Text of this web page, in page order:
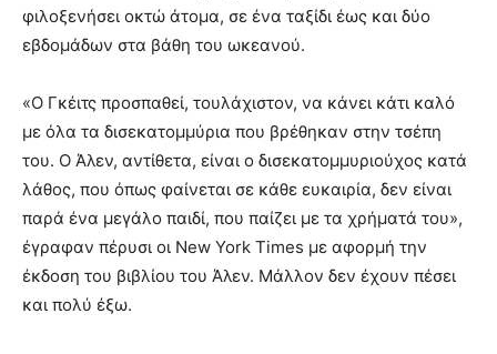
φιλοξενήσει οκτώ άτομα, σε ένα ταξίδι έως και δύο
εβδομάδων στα βάθη του ωκεανού.
«Ο Γκέιτς προσπαθεί, τουλάχιστον, να κάνει κάτι καλό
με όλα τα δισεκατομμύρια που βρέθηκαν στην τσέπη
του. Ο Άλεν, αντίθετα, είναι ο δισεκατομμυριούχος κατά
λάθος, που όπως φαίνεται σε κάθε ευκαιρία, δεν είναι
παρά ένα μεγάλο παιδί, που παίζει με τα χρήματά του»,
έγραφαν πέρυσι οι New York Times με αφορμή την
έκδοση του βιβλίου του Άλεν. Μάλλον δεν έχουν πέσει
και πολύ έξω.